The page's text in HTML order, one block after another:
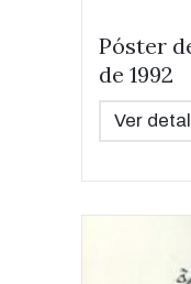
Póster
de 1992
Ver